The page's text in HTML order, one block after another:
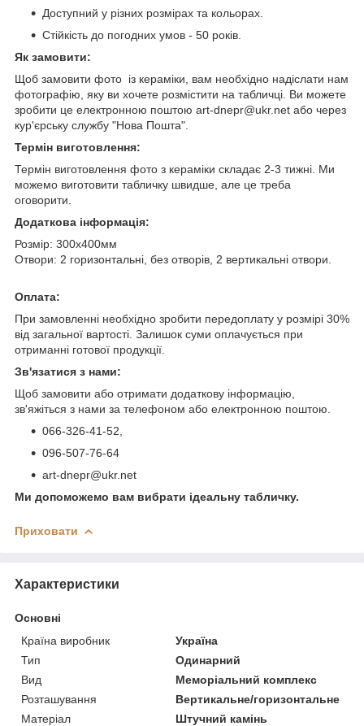
Доступний у різних розмірах та кольорах.
Стійкість до погодних умов - 50 років.
Як замовити:
Щоб замовити фото із кераміки, вам необхідно надіслати нам
фотографію, яку ви хочете розмістити на табличці. Ви можете
зробити це електронною поштою art-dnepr@ukr.net або через
кур'єрську службу "Нова Пошта".
Термін виготовлення:
Термін виготовлення фото з кераміки складає 2-3 тижні. Ми
можемо виготовити табличку швидше, але це треба
оговорити.
Додаткова інформація:
Розмір: 300х400мм
Отвори: 2 горизонтальні, без отворів, 2 вертикальні отвори.
Оплата:
При замовленні необхідно зробити передоплату у розмірі 30%
від загальної вартості. Залишок суми оплачується при
отриманні готової продукції.
Зв'язатися з нами:
Щоб замовити або отримати додаткову інформацію,
зв'яжіться з нами за телефоном або електронною поштою.
066-326-41-52,
096-507-76-64
art-dnepr@ukr.net
Ми допоможемо вам вибрати ідеальну табличку.
Приховати
Характеристики
Основні
Країна виробник
Україна
Тип
Одинарний
Вид
Меморіальний комплекс
Розташування
Вертикальне/горизонтальне
Матеріал
Штучний камінь